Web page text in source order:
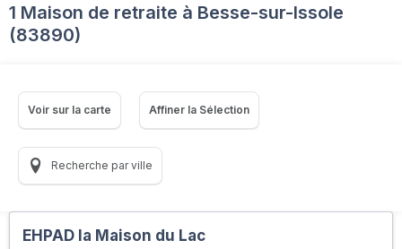
1 Maison de retraite à Besse-sur-Issole
(83890)
Voir sur la carte Affiner la Sélection
Recherche par ville
EHPAD la Maison du Lac